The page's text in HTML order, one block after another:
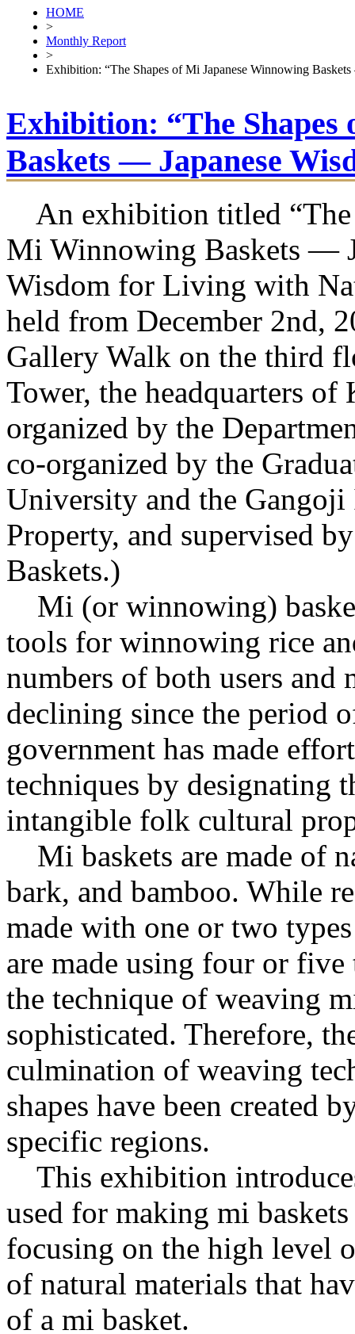
HOME
>
Monthly Report
>
Exhibition: “The Shapes of Mi Japanese Winnowing
Exhibition: “The Shapes
Baskets ― Japanese
An exhibition titled “The
Mi Winnowing Baskets ―
Wisdom for Living with
held from December 2nd,
Gallery Walk on the third
Tower, the headquarters
organized by the
co-organized by the
University and the
Property, and supervised
Baskets.)
Mi (or winnowing)
tools for winnowing rice
numbers of both users and
declining since the period
government has made
techniques by designating
intangible folk cultural
Mi baskets are made of
bark, and bamboo. While
made with one or two
are made using four or
the technique of weaving
sophisticated. Therefore,
culmination of weaving
shapes have been created
specific regions.
This exhibition
used for making mi
focusing on the high level
of natural materials that
of a mi basket.